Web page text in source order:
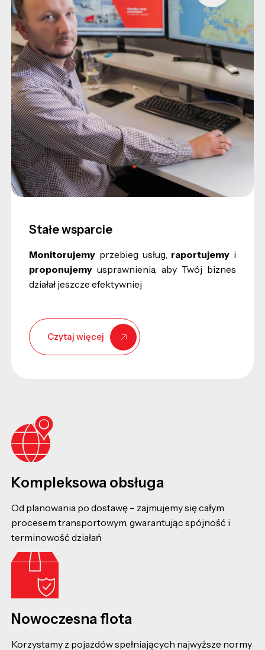
Stałe wsparcie
Monitorujemy przebieg usług, raportujemy i
proponujemy usprawnienia, aby Twój biznes
działał jeszcze efektywniej
Czytaj więcej
Kompleksowa obsługa
Od planowania po dostawę – zajmujemy się całym
procesem transportowym, gwarantując spójność i
terminowość działań
Nowoczesna flota
Korzystamy z pojazdów spełniających najwyższe normy